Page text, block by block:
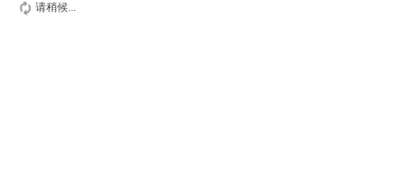
请稍候...